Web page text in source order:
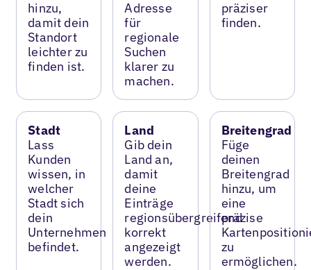
hinzu,
damit dein
Standort
leichter zu
finden ist.
Adresse
für
regionale
Suchen
klarer zu
machen.
präziser
finden.
Stadt
Lass
Kunden
wissen, in
welcher
Stadt sich
dein
Unternehmen
befindet.
Land
Gib dein
Land an,
damit
deine
Einträge
regionsübergreifend
korrekt
angezeigt
werden.
Breitengrad
Füge
deinen
Breitengrad
hinzu, um
eine
präzise
zu
ermöglichen.